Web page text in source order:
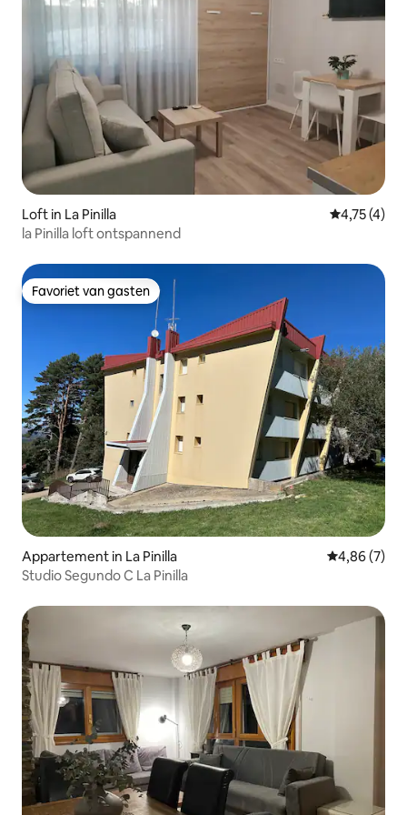
Loft in La Pinilla
4,75 (4)
la Pinilla loft ontspannend
Favoriet van gasten
Favoriet van gasten
Appartement in La Pinilla Gemiddelde
4,86 (7)
Studio Segundo C La Pinilla